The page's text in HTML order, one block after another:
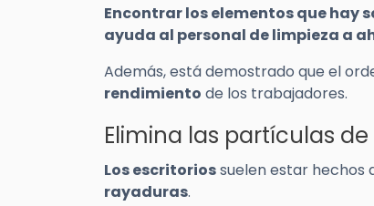
Encontrar los elementos que hay
ayuda al personal de limpieza a
Además, está demostrado que el
rendimiento de los trabajadores.
Elimina las partículas
Los escritoriossuelen estar hechos
rayaduras.